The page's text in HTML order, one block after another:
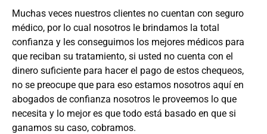
Muchas veces nuestros clientes no cuentan con seguro
médico, por lo cual nosotros le brindamos la total
confianza y les conseguimos los mejores médicos para
que reciban su tratamiento, si usted no cuenta con el
dinero suficiente para hacer el pago de estos chequeos,
no se preocupe que para eso estamos nosotros aquí en
abogados de confianza nosotros le proveemos lo que
necesita y lo mejor es que todo está basado en que si
ganamos su caso, cobramos.